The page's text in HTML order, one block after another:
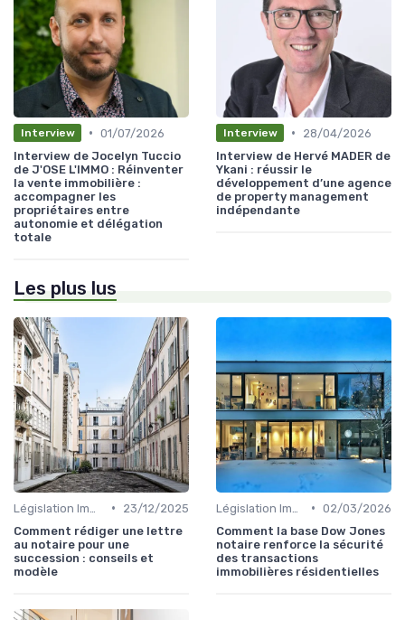
Interview • 01/07/2026
Interview de Jocelyn Tuccio
de J'OSE L'IMMO : Réinventer
la vente immobilière :
accompagner les
propriétaires entre
autonomie et délégation
totale
Interview •
28/04/2026
Interview de Hervé MADER de
Ykani : réussir le
développement d’une agence
de property management
indépendante
Les plus lus
•
23/12/2025
Comment rédiger une lettre
au notaire pour une
succession : conseils et
modèle
• 02/03/2026
Comment la base Dow Jones
notaire renforce la sécurité
des transactions
immobilières résidentielles